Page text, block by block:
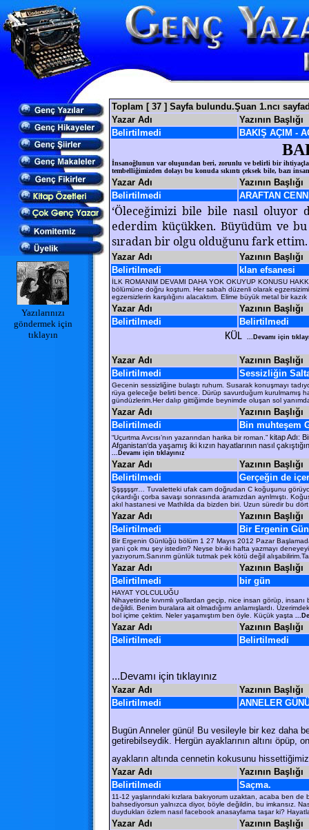
Yazılarınızı
göndermek için
tıklayın
Toplam [ 37 ] Sayfa bulundu.Şuan 1.ncı
Yazar Adı
Yazının Başlığı
Belirtilmedi
BAKIŞ AÇIM -
İnsanoğlunun var oluşundan beri, zorunlu ve belirli bir
tembelliğimizden dolayı bu konuda sıkıntı çeksek bile, bazı
Yazar Adı
Yazının Başlığı
Belirtilmedi
ARAFTAN
‘Öleceğimizi bile bile nasıl oluyor
ederdim küçükken. Büyüdüm ve bu
sıradan bir olgu olduğunu fark
Yazar Adı
Yazının Başlığı
Belirtilmedi
klan efsanesi
İLK ROMANIM DEVAMI DAHA YOK OKUYUP KONUSU
bölümüne doğru koştum. Her sabah düzenli olarak
egzersizlerin karşılığını alacaktım. Elime büyük metal bir
Yazar Adı
Yazının Başlığı
Belirtilmedi
Belirtilmedi
KÜL ...Devamı için
Yazar Adı
Yazının Başlığı
Belirtilmedi
Sessizliğin
Gecenin sessizliğine bulaştı ruhum. Susarak konuşmayı
rüya geleceğe belirti bence. Dürüp savurduğum kurulmamış
gündüzlerim.Her dalıp gittiğimde beynimde oluşan sol
Yazar Adı
Yazının Başlığı
Belirtilmedi
Bin muhteşem
“Uçurtma Avcısı’nın yazarından harika bir roman.” kitapAdı:
Afganistan‘da yaşamış iki kızın hayatlarının nasıl
...Devamı için tıklayınız
Yazar Adı
Yazının Başlığı
Belirtilmedi
Gerçeğin de
Şşşşşşrr… Tuvaletteki ufak cam doğrudan C koğuşunu
çıkardığı çorba savaşı sonrasında aramızdan ayrılmıştı.
akıl hastanesi ve Mathilda da bizden biri. Uzun süredir bu
Yazar Adı
Yazının Başlığı
Belirtilmedi
Bir Ergenin
Bir Ergenin Günlüğü bölüm 1 27 Mayıs 2012 Pazar
yani çok mu şey istedim? Neyse bir-iki hafta yazmayı
yazıyorum.Sanırım günlük tutmak pek kötü değil
Yazar Adı
Yazının Başlığı
Belirtilmedi
bir gün
HAYAT YOLCULUĞU
Nihayetinde kıvrımlı yollardan geçip, nice insan görüp,
değildi. Benim buralara ait olmadığımı anlamışlardı.
bol içime çektim. Neler yaşamıştım ben öyle. Küçük yaşta
Yazar Adı
Yazının Başlığı
Belirtilmedi
Belirtilmedi
...Devamı için tıklayınız
Yazar Adı
Yazının Başlığı
Belirtilmedi
ANNELER
Bugün Anneler günü! Bu vesileyle bir kez daha
getirebilseydik. Hergün ayaklarının altını öpüp,
ayakların altında cennetin kokusunu
Yazar Adı
Yazının Başlığı
Belirtilmedi
Saçma.
11-12 yaşlarındaki kızlara bakıyorum uzaktan, acaba ben
bahsediyorsun yalnızca diyor, böyle değildin, bu imkansız.
duydukları özlem nasıl facebook anasayfama taşar ki?
Yazar Adı
Yazının Başlığı